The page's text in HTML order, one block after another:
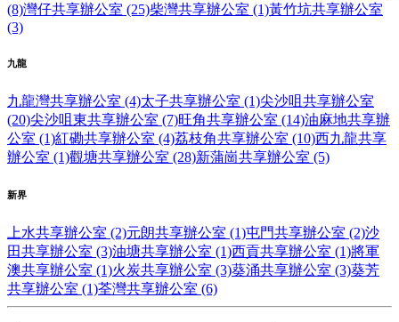
(8)灣仔共享辦公室 (25)柴灣共享辦公室 (1)黃竹坑共享辦公室
(3)
九龍
九龍灣共享辦公室 (4)太子共享辦公室 (1)尖沙咀共享辦公室
(20)尖沙咀東共享辦公室 (7)旺角共享辦公室 (14)油麻地共享辦
公室 (1)紅磡共享辦公室 (4)荔枝角共享辦公室 (10)西九龍共享
辦公室 (1)觀塘共享辦公室 (28)新蒲崗共享辦公室 (5)
新界
上水共享辦公室 (2)元朗共享辦公室 (1)屯門共享辦公室 (2)沙
田共享辦公室 (3)油塘共享辦公室 (1)西貢共享辦公室 (1)將軍
澳共享辦公室 (1)火炭共享辦公室 (3)葵涌共享辦公室 (3)葵芳
共享辦公室 (1)荃灣共享辦公室 (6)